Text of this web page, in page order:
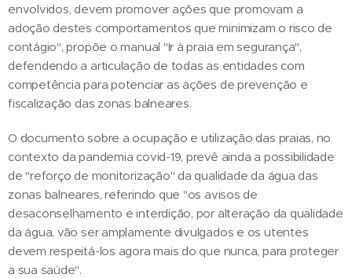
envolvidos, devem promover ações que promovam a
adoção destes comportamentos que minimizam o risco de
contágio", propõe o manual "Ir à praia em segurança",
defendendo a articulação de todas as entidades com
competência para potenciar as ações de prevenção e
fiscalização das zonas balneares.
O documento sobre a ocupação e utilização das praias, no
contexto da pandemia covid-19, prevê ainda a possibilidade
de "reforço de monitorização" da qualidade da água das
zonas balneares, referindo que "os avisos de
desaconselhamento e interdição, por alteração da qualidade
da água, vão ser amplamente divulgados e os utentes
devem respeitá-los agora mais do que nunca, para proteger
a sua saúde".